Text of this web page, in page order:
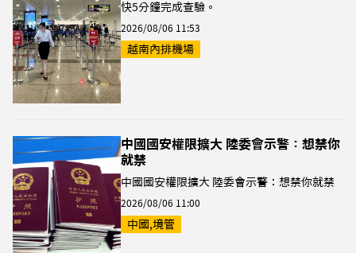
快5分鐘完成查驗。
2026/08/06 11:53
越南內排機場
中國國安權限擴大 陸委會示警：想禁你
就禁
中國國安權限擴大 陸委會示警：想禁你就禁
2026/08/06 11:00
中國,境管